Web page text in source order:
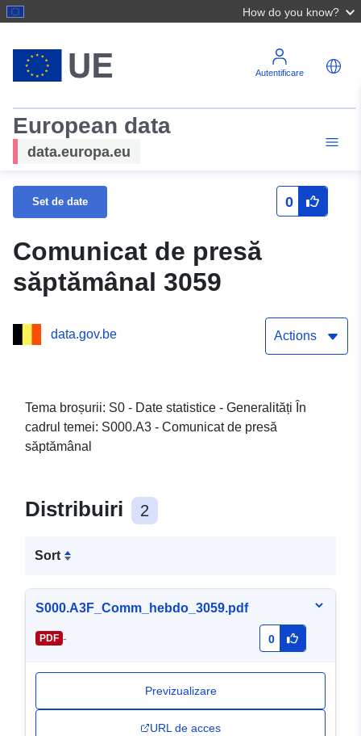
How do you know?
Autentificare
European data
data.europa.eu
Set de date 0
Comunicat de presă
săptămânal 3059
data.gov.be Actions
Tema broșurii: S0 - Date statistice - Generalități În
cadrul temei: S000.A3 - Comunicat de presă
săptămânal
Distribuiri 2
Sort
S000.A3F_Comm_hebdo_3059.pdf
PDF - 0
Previzualizare
URL de acces